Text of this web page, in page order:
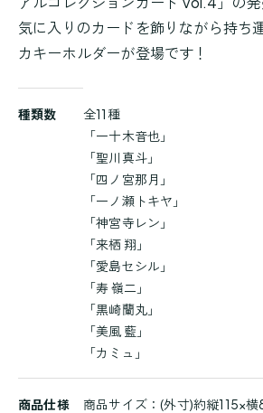
気に入りのカードを飾りながら持ち
カキーホルダーが登場です！
品
種類数
全11種
「一十木音也」
「聖川真斗」
「四ノ宮那月」
「一ノ瀬トキヤ」
「神宮寺レン」
「来栖 翔」
「愛島セシル」
「寿 嶺二」
「黒崎蘭丸」
「美風 藍」
「カミュ」
商品仕様
商品サイズ：(外寸)約縦115×